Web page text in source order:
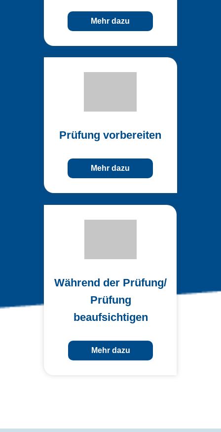
Mehr dazu
Prüfung vorbereiten
Mehr dazu
Während der Prüfung/
Prüfung
beaufsichtigen
Mehr dazu